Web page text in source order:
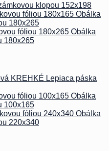
klopou 152x198
Obálka
180x265
Obálka
180x265
Lepiaca páska
Obálka
100x165
Obálka
220x340